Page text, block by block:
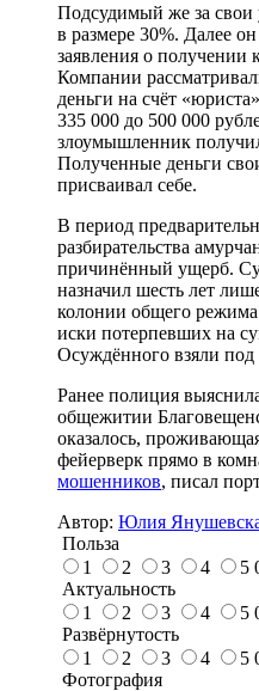
Подсудимый же за свои
в размере 30%. Далее
заявления о
Компании
деньги на счёт
335 000 до 500 000
злоумышленник
Полученные деньги
присваивал себе.
В период
разбирательства
причинённый ущерб.
назначил шесть лет
колонии общего
иски потерпевших на
Осуждённого взяли под
Ранее полиция
общежитии
оказалось,
фейерверк прямо в
мошенников, писал
Автор: Юлия
Польза
1
2 3 4 5
Актуальность
1
2 3 4 5
Развёрнутость
1
2 3 4 5
Фотография